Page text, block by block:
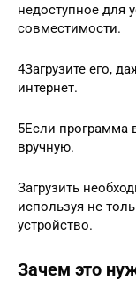
недоступное для
совместимости.
4Загрузите его,
интернет.
5Если программа
вручную.
Загрузить
используя не
устройство.
Зачем это